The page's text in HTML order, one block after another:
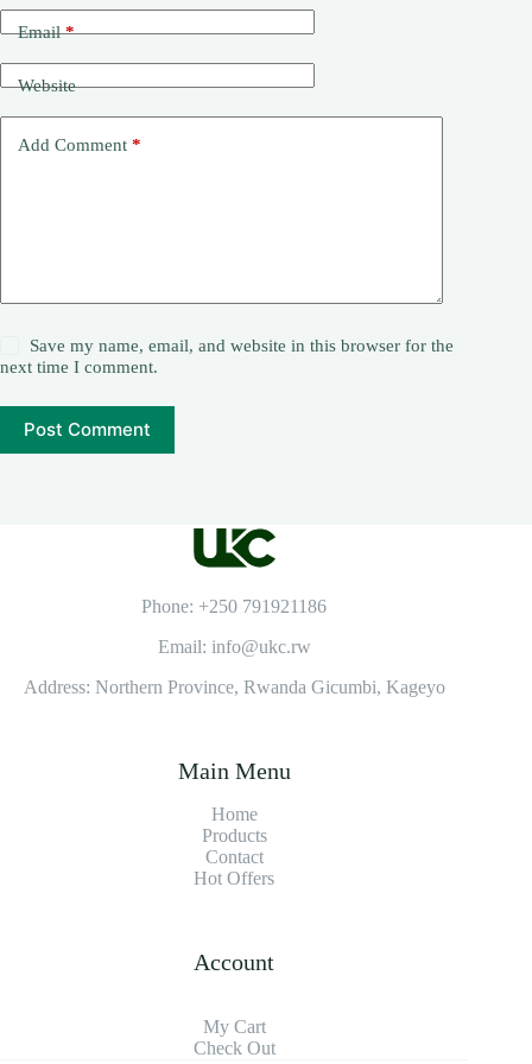
Email*
Website
Add Comment *
Save my name, email, and website in this browser for the
next time I comment.
Post Comment
Phone: +250 791921186
Email: info@ukc.rw
Address: Northern Province, Rwanda Gicumbi, Kageyo
Main Menu
Home
Products
Contact
Hot Offers
Account
My Cart
Check Out